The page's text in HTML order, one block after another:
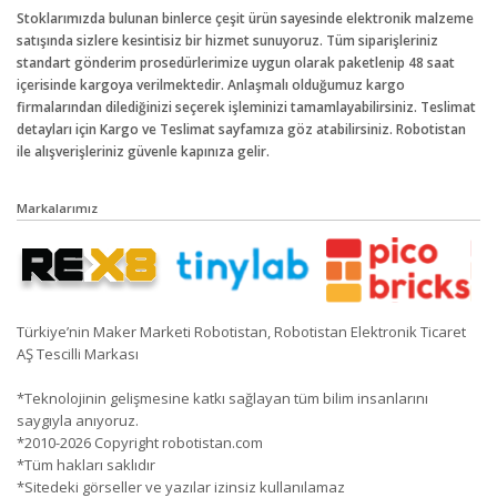
Stoklarımızda bulunan binlerce çeşit ürün sayesinde elektronik malzeme
satışında sizlere kesintisiz bir hizmet sunuyoruz. Tüm siparişleriniz
standart gönderim prosedürlerimize uygun olarak paketlenip 48 saat
içerisinde kargoya verilmektedir. Anlaşmalı olduğumuz kargo
firmalarından dilediğinizi seçerek işleminizi tamamlayabilirsiniz. Teslimat
detayları için Kargo ve Teslimat sayfamıza göz atabilirsiniz. Robotistan
ile alışverişleriniz güvenle kapınıza gelir.
Markalarımız
Türkiye’nin Maker Marketi Robotistan, Robotistan Elektronik Ticaret
AŞ Tescilli Markası
*Teknolojinin gelişmesine katkı sağlayan tüm bilim insanlarını
saygıyla anıyoruz.
*2010-2026 Copyright robotistan.com
*Tüm hakları saklıdır
*Sitedeki görseller ve yazılar izinsiz kullanılamaz